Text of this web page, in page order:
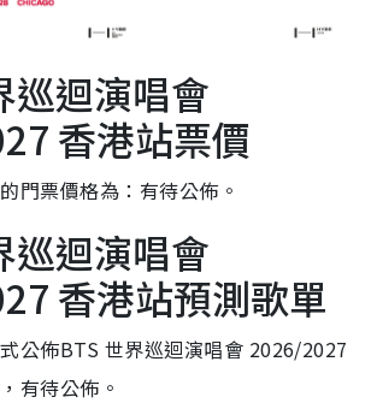
巡迴演唱會
香港站票價
門票價格為：有待公佈。
巡迴演唱會
香港站預測歌單
公佈BTS 世界巡迴演唱會 2026/2027
有待公佈。